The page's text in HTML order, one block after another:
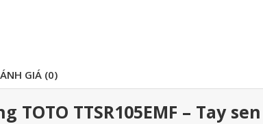
GIÁ (0)
TOTO TTSR105EMF – Tay